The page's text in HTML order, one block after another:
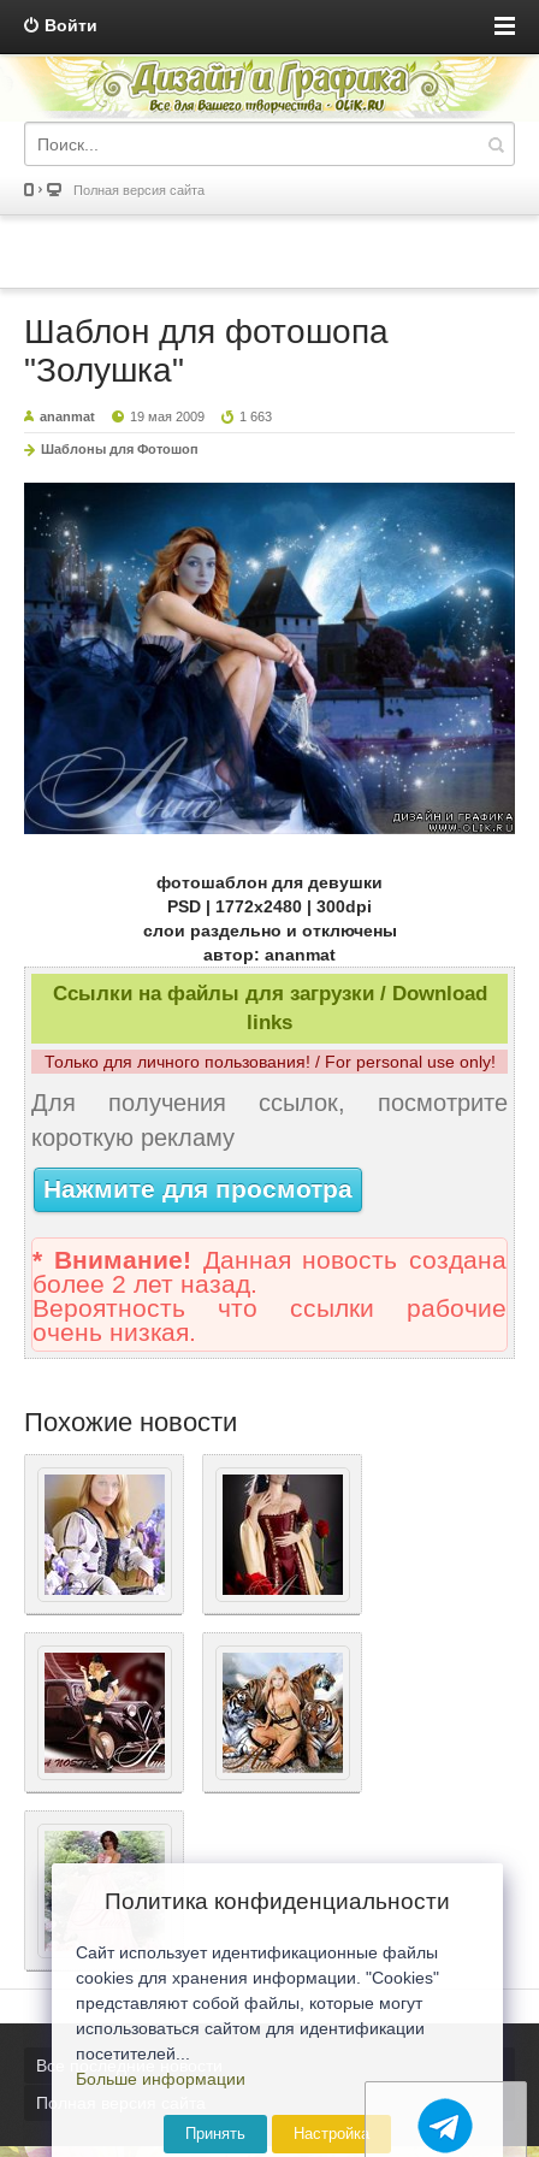
Войти
Полная версия сайта
Шаблон для фотошопа
"Золушка"
ananmat 19 мая 2009 1 663
Шаблоны для Фотошоп
фотошаблон для девушки
PSD | 1772x2480 | 300dpi
слои раздельно и отключены
автор: ananmat
Ссылки на файлы для загрузки / Download
links
Только для личного пользования! / For personal use only!
Для получения ссылок, посмотрите
короткую рекламу
Нажмите для просмотра
* Внимание! Данная новость создана
более 2 лет назад.
Вероятность что ссылки рабочие
очень низкая.
Похожие новости
Все последние новости
Полная версия сайта
Политика конфиденциальности
Сайт использует идентификационные файлы
cookies для хранения информации. "Cookies"
представляют собой файлы, которые могут
использоваться сайтом для идентификации
посетителей...
Больше информации
Принять Настройка